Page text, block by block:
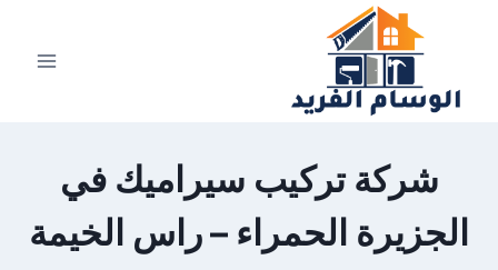
شركة تركيب سيراميك في
الجزيرة الحمراء – راس الخيمة